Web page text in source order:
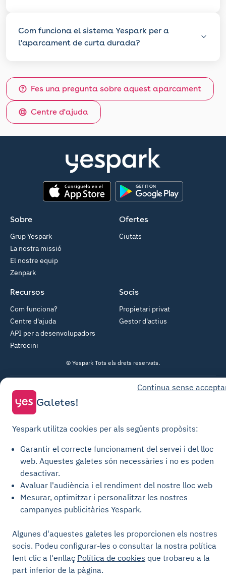
Com funciona el sistema Yespark per a
l'aparcament de curta durada?
Fes una pregunta sobre aquest aparcament
Centre d'ajuda
Sobre
Grup Yespark
La nostra missió
El nostre equip
Zenpark
Ofertes
Ciutats
Socis
Propietari privat
Gestor d'actius
Recursos
Com funciona?
Centre d'ajuda
API per a desenvolupadors
Patrocini
© Yespark Tots els drets reservats.
Condicions generals d'ús
Condicions generals de venda Aparcament
Política de privacitat
Política de cookies
Configuració de les galetes
Avisos legals
Carta de Transparència
Continua sense
Galetes!
Yespark utilitza cookies per als següents propòsits:
Garantir el correcte funcionament del servei i del lloc
web. Aquestes galetes són necessàries i no es poden
desactivar.
Avaluar l'audiència i el rendiment del nostre lloc web
Mesurar, optimitzar i personalitzar les nostres
campanyes publicitàries Yespark.
Algunes d'aquestes galetes les proporcionen els nostres
socis. Podeu configurar-les o consultar la nostra política
fent clic a l'enllaç Política de cookies que trobareu a la
part inferior de la pàgina.